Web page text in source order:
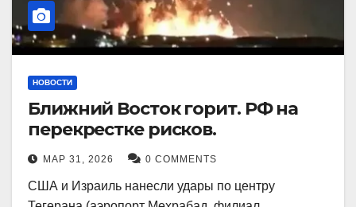
НОВОСТИ
Ближний Восток горит. РФ на
перекрестке рисков.
МАР 31, 2026 0 COMMENTS
США и Израиль нанесли удары по центру